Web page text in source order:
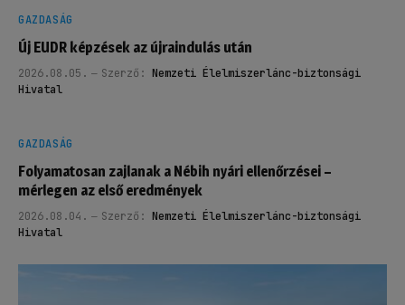
GAZDASÁG
Új EUDR képzések az újraindulás után
2026.08.05. Szerző: Nemzeti Élelmiszerlánc-biztonsági
Hivatal
GAZDASÁG
Folyamatosan zajlanak a Nébih nyári ellenőrzései –
mérlegen az első eredmények
2026.08.04. Szerző: Nemzeti Élelmiszerlánc-biztonsági
Hivatal